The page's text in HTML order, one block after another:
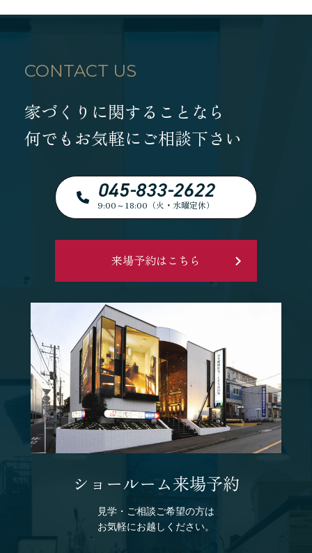
CONTACT US
家づくりに関することなら
何でもお気軽にご相談下さい
045-833-2622
9:00～18:00（火・水曜定休）
来場予約はこちら
ショールーム来場予約
見学・ご相談ご希望の方は
お気軽にお越しください。